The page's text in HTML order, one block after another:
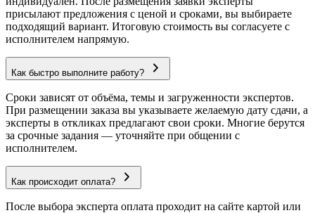
присылают предложения с ценой и сроками, вы выбираете
подходящий вариант. Итоговую стоимость вы согласуете с
исполнителем напрямую.
Как быстро выполните работу?
Сроки зависят от объёма, темы и загруженности экспертов.
При размещении заказа вы указываете желаемую дату сдачи, а
эксперты в откликах предлагают свои сроки. Многие берутся
за срочные задания — уточняйте при общении с
исполнителем.
Как происходит оплата?
После выбора эксперта оплата проходит на сайте картой или